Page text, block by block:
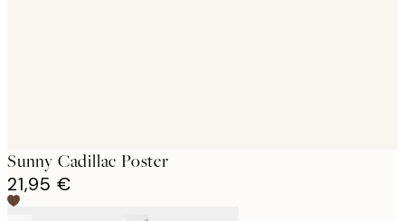
Sunny Cadillac Poster
21,95 €